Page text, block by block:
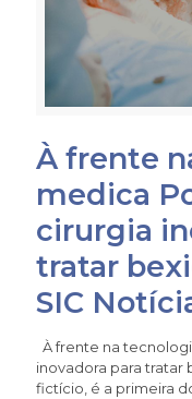
À frente
medica
cirurgia
tratar
SIC
À frente na
inovadora para
fictício, é a primeira